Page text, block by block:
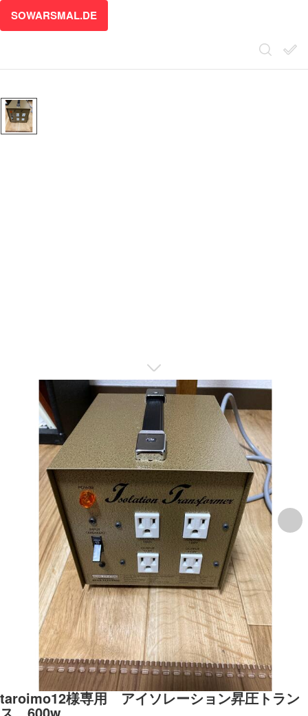
SOWARSMAL.DE
taroimo12様専用 アイソレーション昇圧トラン